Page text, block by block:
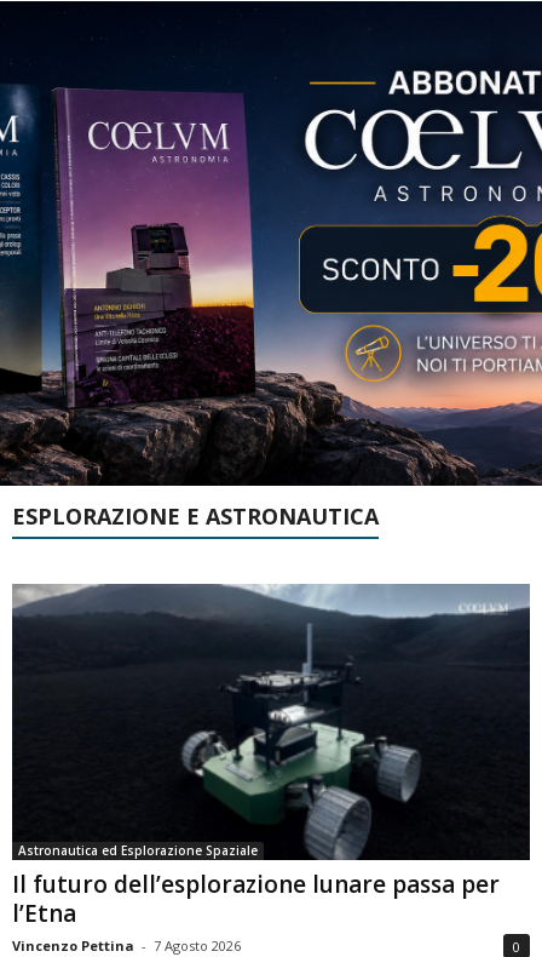
ESPLORAZIONE E ASTRONAUTICA
Astronautica ed Esplorazione Spaziale
Il futuro dell’esplorazione lunare passa per
l’Etna
Vincenzo Pettina - 7 Agosto 2026 0